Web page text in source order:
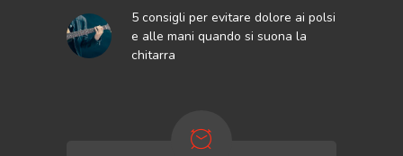
5 consigli per evitare dolore ai polsi
e alle mani quando si suona la
chitarra